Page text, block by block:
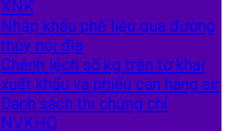
XNK
Nhập khẩu phế liệu qua đường
thủy nội địa
Chênh lệch số kg trên tờ khai
xuất khẩu và phiếu cân hàng air
Danh sách thi chứng chỉ
NVKHQ